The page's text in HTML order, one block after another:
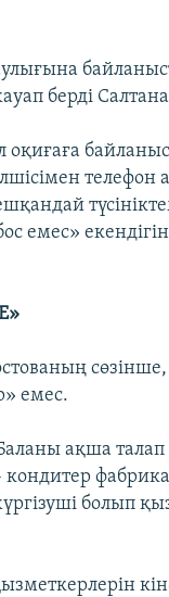
берді
телефон
емес»
емес.
ақша
кондитер
болып